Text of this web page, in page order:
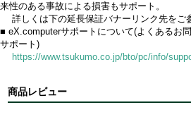
来性のある事故による損害もサポート。
詳しくは下の延長保証バナーリンク先をご
■ eX.computerサポートについて(よくあるお
サポート)
https://www.tsukumo.co.jp/bto/pc/info/
商品レビュー